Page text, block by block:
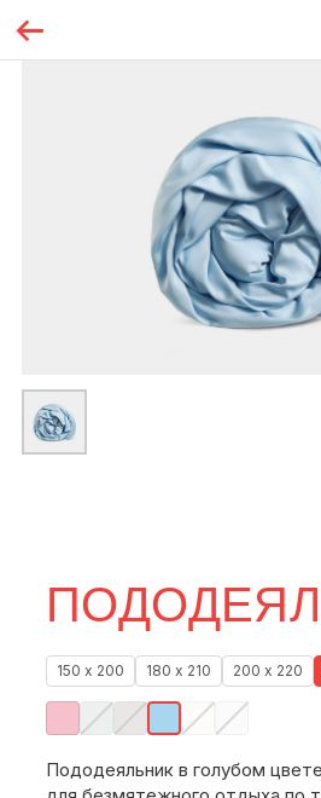
150 х 200 180 х 210 200 х 220
Пододеяльник в голубом